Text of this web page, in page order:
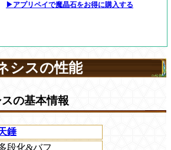
▶アプリペイで魔晶石をお得に購入する
シスの性能
の基本情報
錘
段化&バフ